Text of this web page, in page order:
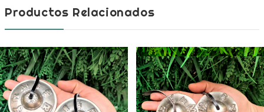
Productos Relacionados